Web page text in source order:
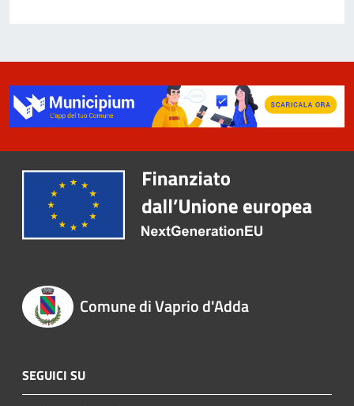
Comune di Vaprio d'Adda
SEGUICI SU